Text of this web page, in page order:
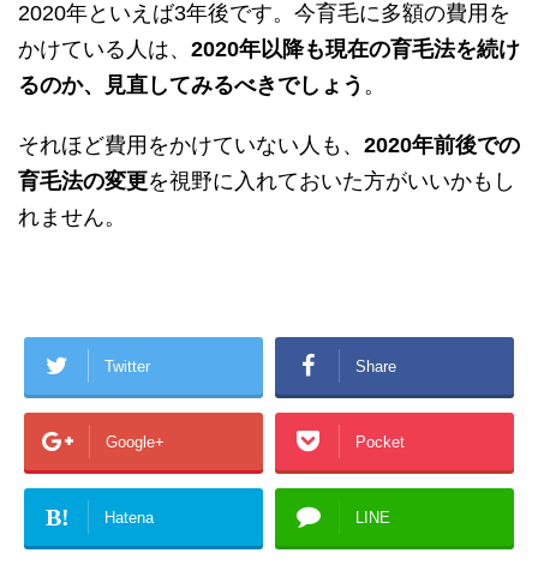
2020年といえば3年後です。今育毛に多額の費用を
かけている人は、 2020年以降も現在の育毛法を続け
るのか、見直してみるべきでしょう 。
それほど費用をかけていない人も、 2020年前後での
育毛法の変更を視野に入れておいた方がいいかもし
れません。
Twitter Share
Google+ Pocket
B! Hatena LINE